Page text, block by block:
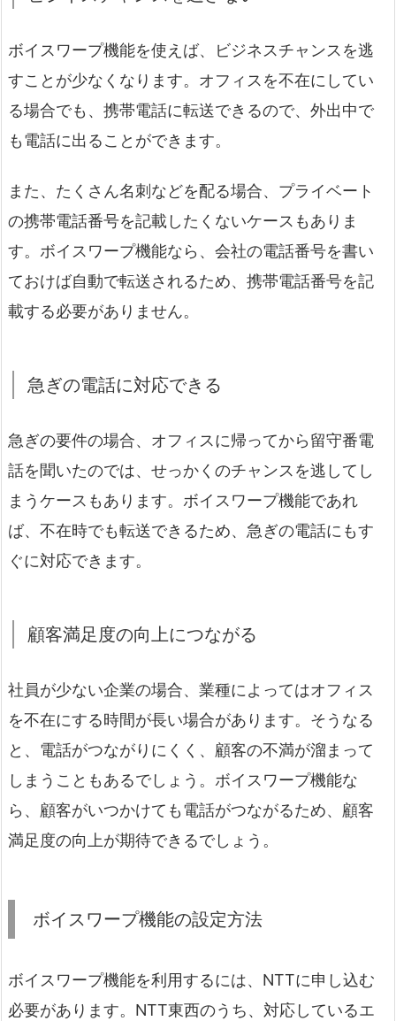
ボイスワープ機能を使えば、ビジネスチャンスを逃
すことが少なくなります。オフィスを不在にしてい
る場合でも、 携帯電話に転送できるので、外出中で
も電話に出ることができます。
また、たくさん名刺などを配る場合、プライベート
の携帯電話番号を記載したくないケースもありま
す。ボイスワープ機能なら、会社の電話番号を書い
ておけば自動で転送されるため、携帯電話番号を記
載する必要がありません。
急ぎの電話に対応できる
急ぎの要件の場合、オフィスに帰ってから留守番電
話を聞いたのでは、せっかくのチャンスを逃してし
まうケースもあります。 ボイスワープ機能であれ
ば、不在時でも転送できるため、急ぎの電話にもす
ぐに対応できます。
顧客満足度の向上につながる
社員が少ない企業の場合、業種によってはオフィス
を不在にする時間が長い場合があります。そうなる
と、電話がつながりにくく、顧客の不満が溜まって
しまうこともあるでしょう。 ボイスワープ機能な
ら、 顧客がいつかけても電話がつながるため、顧客
満足度の向上が期待できるでしょう。
ボイスワープ機能の設定方法
ボイスワープ機能を利用するには、NTTに申し込む
必要があります。NTT東西のうち、対応しているエ